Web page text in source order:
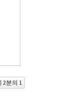
2분의 1